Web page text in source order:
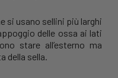
si usano sellini più larghi
delle ossa ai lati
stare all’esterno ma
della sella.